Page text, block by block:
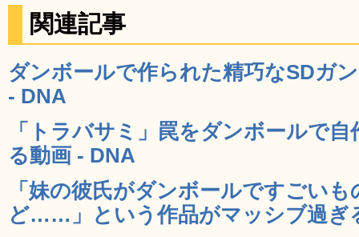
関連記事
ダンボールで作られた精巧なSDガ
- DNA
「トラバサミ」罠をダンボールで
る動画 - DNA
「妹の彼氏がダンボールですごい
ど……」という作品がマッシブ過ぎ